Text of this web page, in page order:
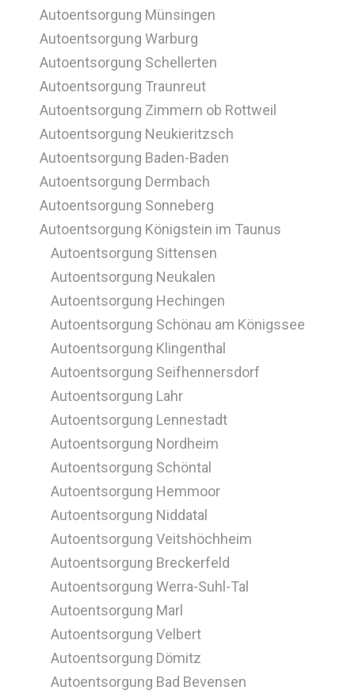
Autoentsorgung Münsingen
Autoentsorgung Warburg
Autoentsorgung Schellerten
Autoentsorgung Traunreut
Autoentsorgung Zimmern ob Rottweil
Autoentsorgung Neukieritzsch
Autoentsorgung Baden-Baden
Autoentsorgung Dermbach
Autoentsorgung Sonneberg
Autoentsorgung Königstein im Taunus
Autoentsorgung Sittensen
Autoentsorgung Neukalen
Autoentsorgung Hechingen
Autoentsorgung Schönau am Königssee
Autoentsorgung Klingenthal
Autoentsorgung Seifhennersdorf
Autoentsorgung Lahr
Autoentsorgung Lennestadt
Autoentsorgung Nordheim
Autoentsorgung Schöntal
Autoentsorgung Hemmoor
Autoentsorgung Niddatal
Autoentsorgung Veitshöchheim
Autoentsorgung Breckerfeld
Autoentsorgung Werra-Suhl-Tal
Autoentsorgung Marl
Autoentsorgung Velbert
Autoentsorgung Dömitz
Autoentsorgung Bad Bevensen